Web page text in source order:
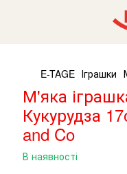
E-TAGE Іграшки
М'яка
Кукурудза
and Co
В наявності